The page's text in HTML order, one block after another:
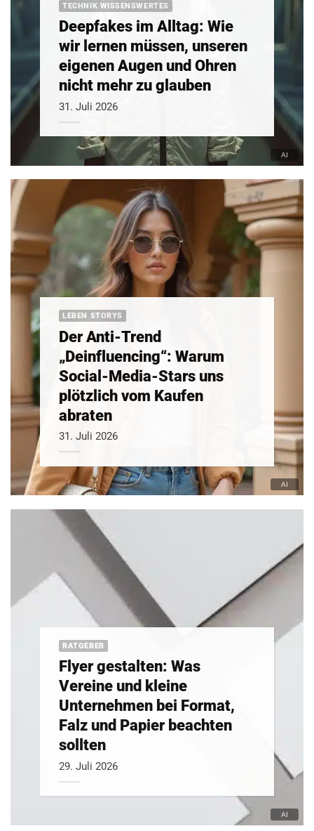
TECHNIK WISSENSWERTES
Deepfakes im Alltag: Wie
wir lernen müssen, unseren
eigenen Augen und Ohren
nicht mehr zu glauben
31. Juli 2026
LEBEN STORYS
Der Anti-Trend
„Deinfluencing“: Warum
Social-Media-Stars uns
plötzlich vom Kaufen
abraten
31. Juli 2026
RATGEBER
Flyer gestalten: Was
Vereine und kleine
Unternehmen bei Format,
Falz und Papier beachten
sollten
29. Juli 2026